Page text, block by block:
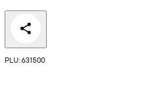
PLU: 631500